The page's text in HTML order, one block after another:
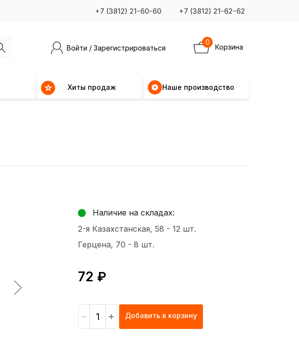
+7 (3812) 21-60-60 +7 (3812) 21-62-62
Войти / Зарегистрироваться Корзина
0
Хиты продаж Наше производство
Наличие на складах:
2-я Казахстанская, 58 - 12 шт.
Герцена, 70 - 8 шт.
72 ₽
Добавить в корзину